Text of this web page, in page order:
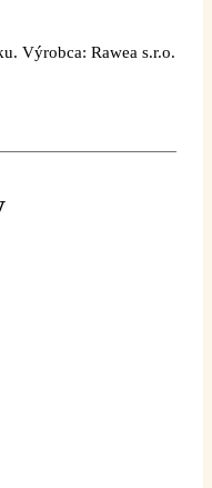
Výrobca: Rawea s.r.o.